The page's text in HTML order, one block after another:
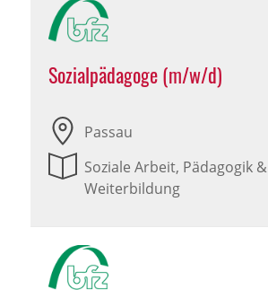
Sozialpädagoge (m/w/d)
Passau
Soziale Arbeit, Pädagogik &
Weiterbildung